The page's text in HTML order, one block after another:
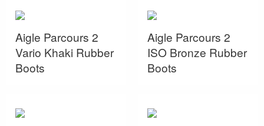
Aigle Parcours 2
Vario Khaki Rubber
Boots
Aigle Parcours 2
ISO Bronze Rubber
Boots